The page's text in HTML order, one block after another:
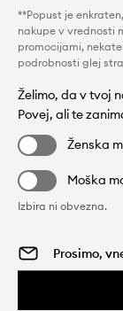
**Popust je
nakupe v vrednosti
promocijami,
podrobnosti glej
Želimo, da v tvoj
Povej, ali te
Ženska
Moška
Izbira ni obvezna.